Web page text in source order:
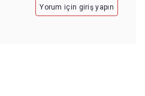
Yorum için giriş yapın